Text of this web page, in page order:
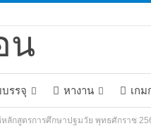
รรจุ หางาน เก
ลักสูตรการศึกษาปฐมวัย พุทธศักราช